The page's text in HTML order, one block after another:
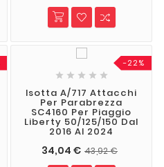
-22%
    
Isotta A/717 Attacchi
Per Parabrezza
SC4160 Per Piaggio
Liberty 50/125/150 Dal
2016 Al 2024
34,04 € 43,92 €